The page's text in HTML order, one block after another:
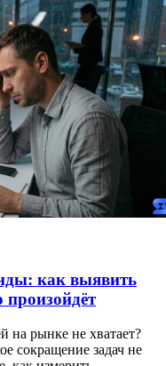
как выявить
произойдёт
на рынке не хватает?
сокращение задач не